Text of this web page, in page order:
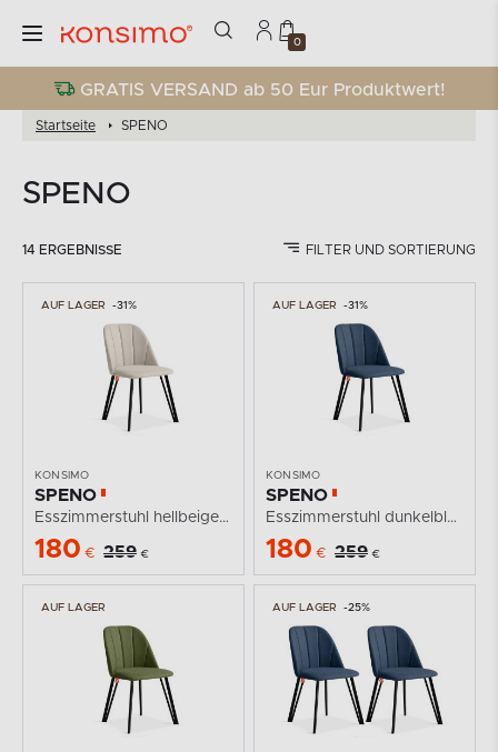
0
GRATIS VERSAND ab 50 Eur Produktwert!
Startseite SPENO
SPENO
14 ERGEBNISSE FILTER UND SORTIERUNG
AUF LAGER -31%
KONSIMO
SPENO
Esszimmerstuhl hellbeige gepolstert
180 € 259 €
AUF LAGER -31%
KONSIMO
SPENO
Esszimmerstuhl dunkelblau gepolstert
180 € 259 €
AUF LAGER AUF LAGER -25%